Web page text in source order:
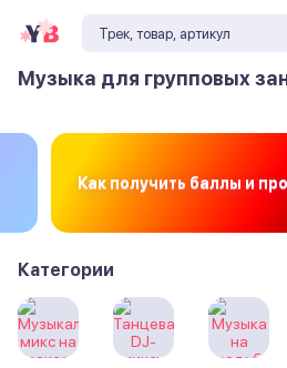
Музыка для групповых
Как получить баллы и
Категории